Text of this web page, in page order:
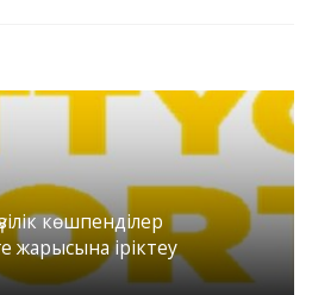
көшпенділер
іріктеу